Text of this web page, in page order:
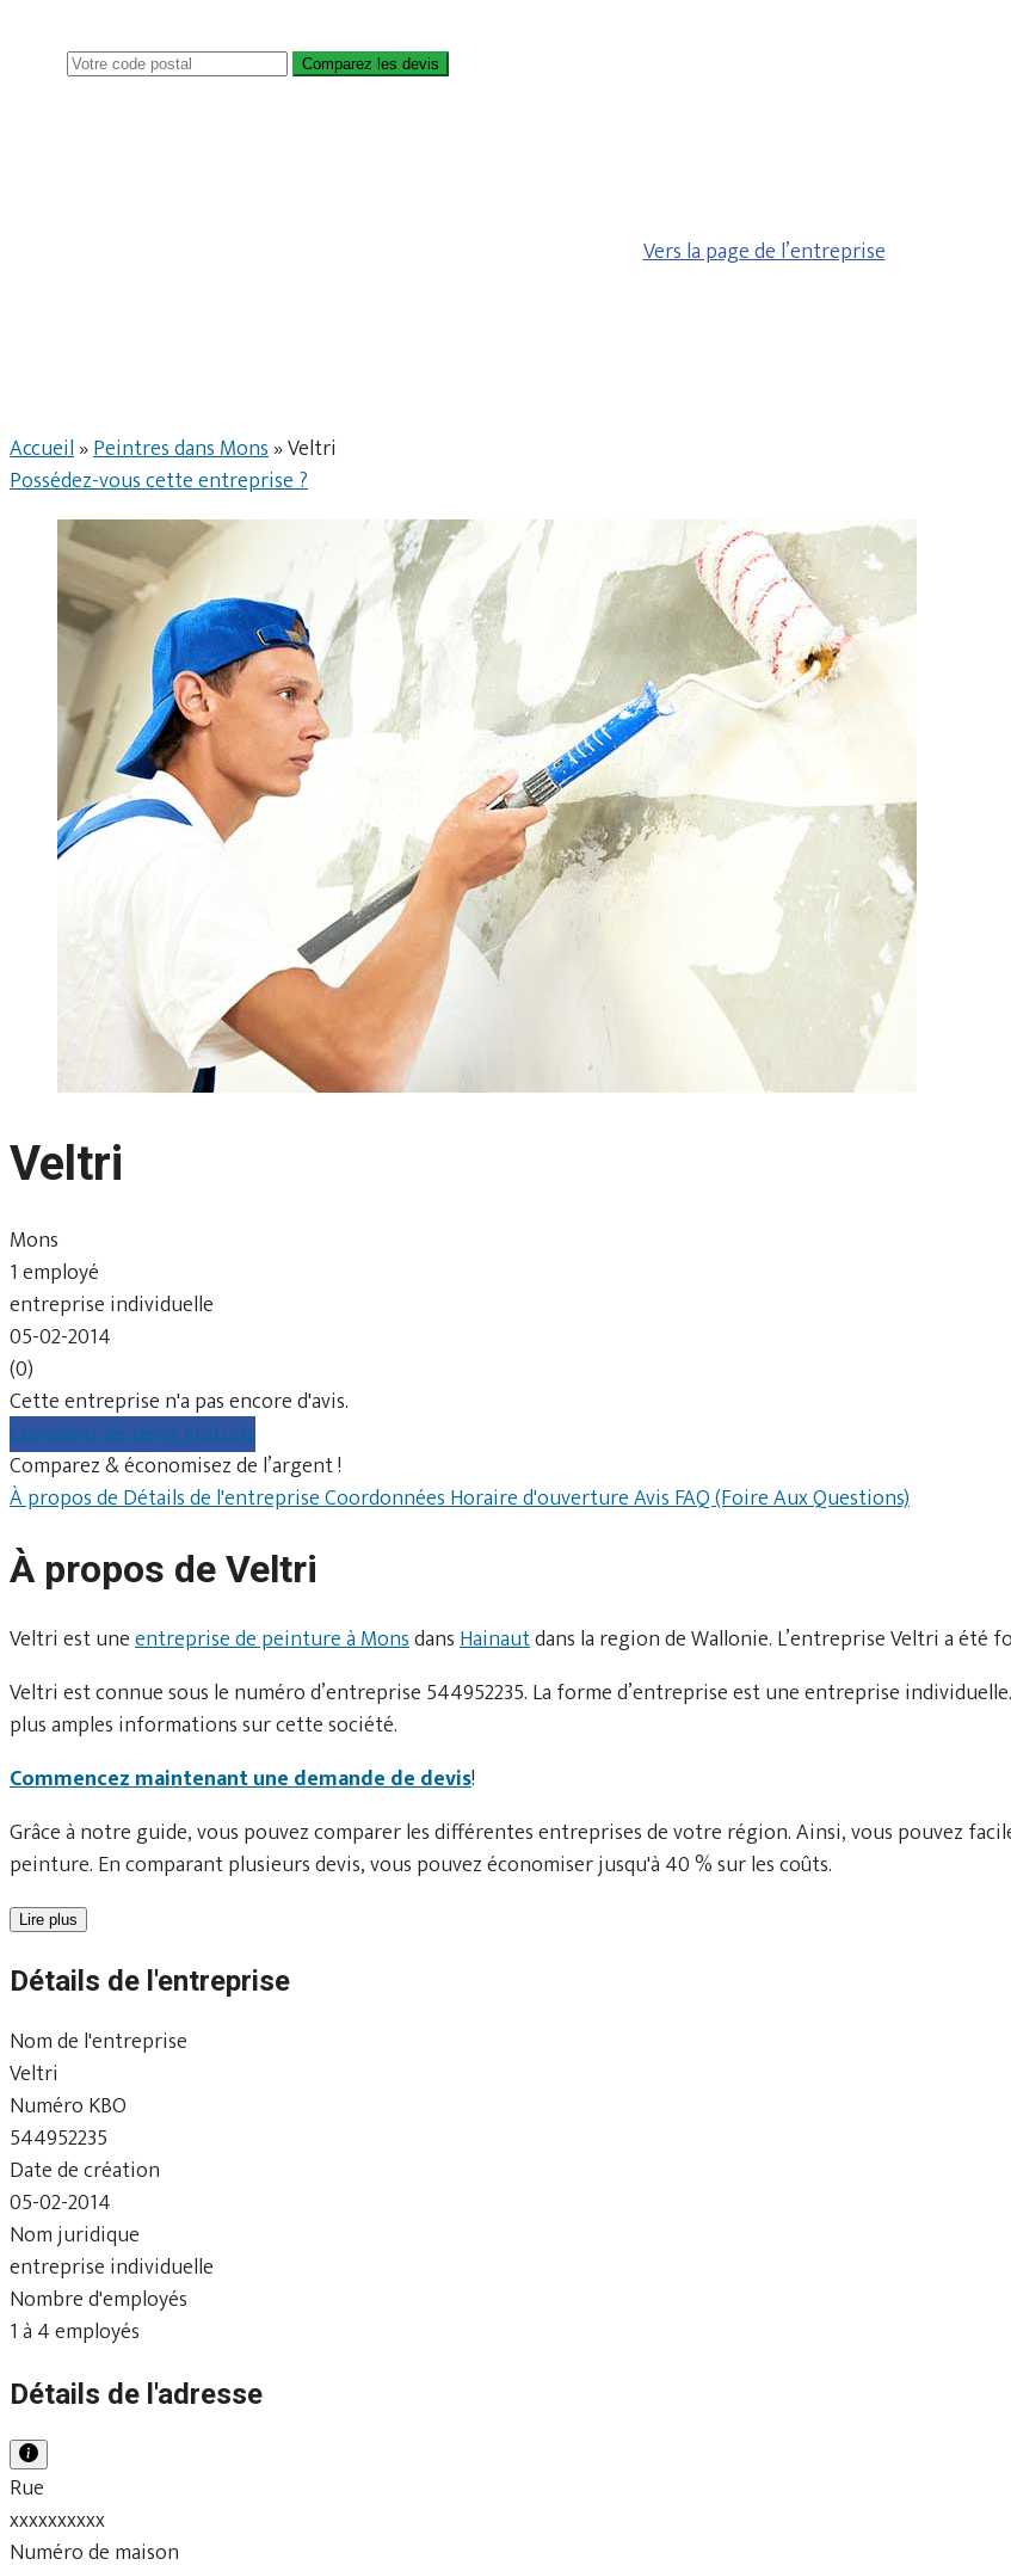
Comparez les devis
Vers la page de l’entreprise
Accueil»Peintres dans Mons»Veltri
Possédez-vous cette entreprise ?
Veltri
Mons
1 employé
entreprise individuelle
05-02-2014
(0)
Cette entreprise n'a pas encore d'avis.
Comparer les devis gratuits
Comparez & économisez de l’argent !
À propos deDétails de l'entrepriseCoordonnéesHoraire d'ouvertureAvisFAQ (Foire Aux Questions)
À propos de Veltri
Veltri est uneentreprise de peinture à MonsdansHainautdans la region de Wallonie. L’entreprise Veltri a été
Veltri est connue sous le numéro d’entreprise 544952235. La forme d’entreprise est une entreprise
plus amples informations sur cette société.
Commencez maintenant une demande de devis!
Grâce à notre guide, vous pouvez comparer les différentes entreprises de votre région. Ainsi, vous pouvez
peinture. En comparant plusieurs devis, vous pouvez économiser jusqu'à 40 % sur les coûts.
Lire plus
Détails de l'entreprise
Nom de l'entreprise
Veltri
Numéro KBO
544952235
Date de création
05-02-2014
Nom juridique
entreprise individuelle
Nombre d'employés
1 à 4 employés
Détails de l'adresse
Rue
xxxxxxxxxx
Numéro de maison